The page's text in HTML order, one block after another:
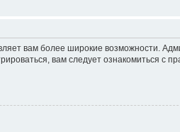
вам более широкие возможности.
вам следует ознакомиться с